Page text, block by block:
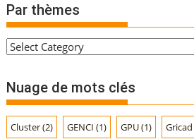
Par thèmes
P
r
t
h
è
Nuage de mots clés
Cluster(2) GENCI (1) GPU(1) Gricad